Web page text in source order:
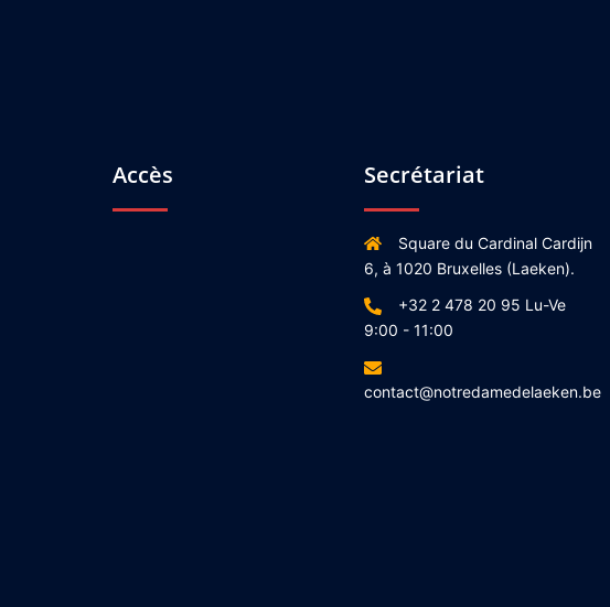
Accès Secrétariat
Square du Cardinal Cardijn
6, à 1020 Bruxelles (Laeken).
+32 2 478 20 95 Lu-Ve
9:00 - 11:00
contact@notredamedelaeken.be